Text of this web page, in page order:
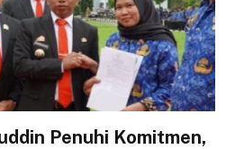
Penuhi Komitmen,